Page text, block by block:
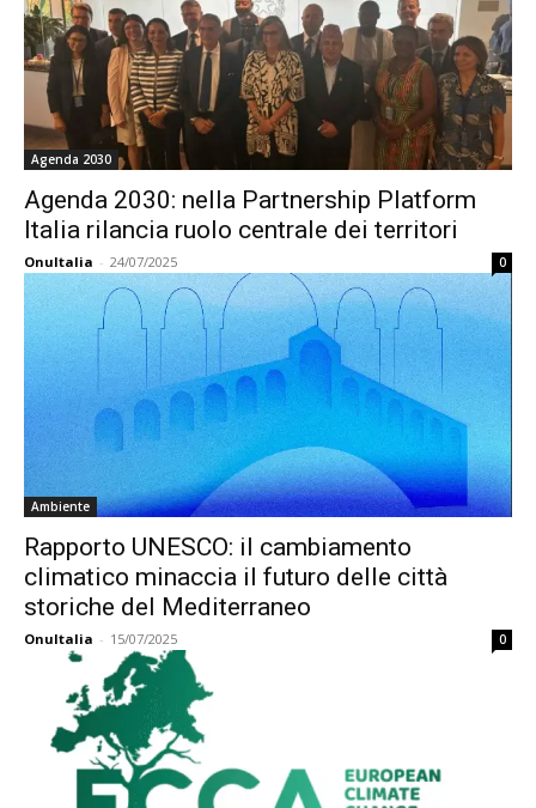
Agenda 2030
Agenda 2030: nella Partnership Platform
Italia rilancia ruolo centrale dei territori
OnuItalia - 24/07/2025 0
Ambiente
Rapporto UNESCO: il cambiamento
climatico minaccia il futuro delle città
storiche del Mediterraneo
OnuItalia - 15/07/2025 0